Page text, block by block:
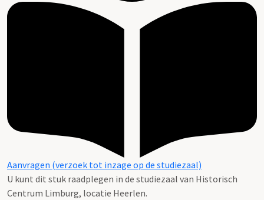
Aanvragen (verzoek tot inzage op de studiezaal)
U kunt dit stuk raadplegen in de studiezaal van Historisch
Centrum Limburg, locatie Heerlen.